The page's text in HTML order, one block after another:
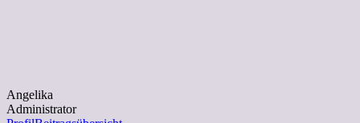
Angelika
Administrator